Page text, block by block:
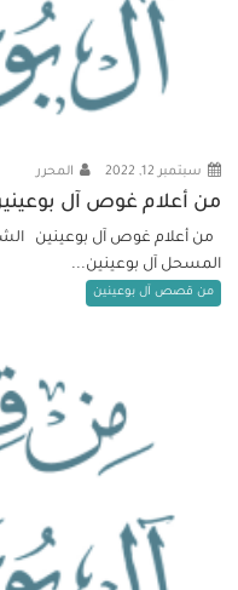
سبتمبر 12, 2022 المحرر
من أعلام غوص آل
من أعلام غوص آل بوعينين
المسحل آل بوعينين...
من قصص آل بوعينين